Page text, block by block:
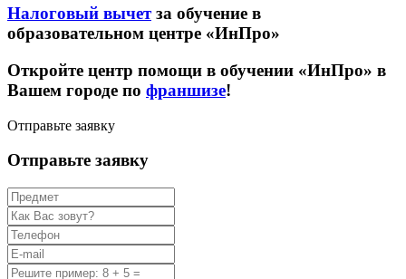
Налоговый вычетза обучение в
образовательном центре «ИнПро»
Откройте центр помощи в обучении «ИнПро» в
Вашем городе по франшизе!
Отправьте заявку
Отправьте заявку